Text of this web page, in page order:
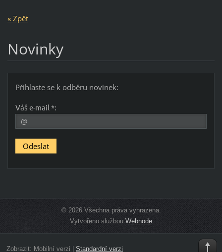
« Zpět
Novinky
Přihlaste se k odběru novinek:
Váš e-mail *:
© 2026 Všechna práva vyhrazena.
Vytvořeno službouWebnode
Zobrazit: Mobilní verzi Standardní verzi